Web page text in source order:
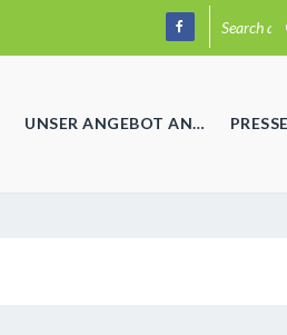
UNSER ANGEBOT AN… PRESSE